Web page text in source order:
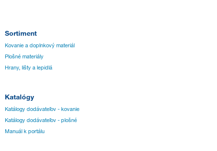
Sortiment
Kovanie a doplnkový materiál
Plošné materiály
Hrany, lišty a lepidlá
Katalógy
Katálogy dodávateľov - kovanie
Katálogy dodávateľov - plošné
Manuál k portálu